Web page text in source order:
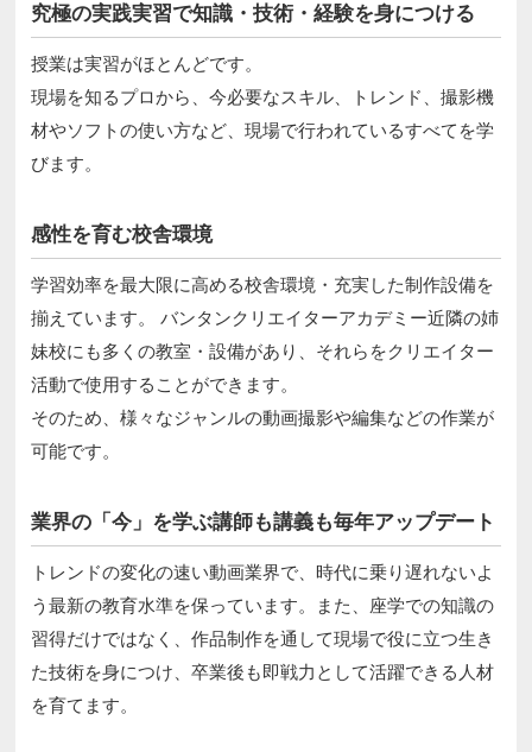
究極の実践実習で知識・技術・経験を身につける
授業は実習がほとんどです。
現場を知るプロから、今必要なスキル、トレンド、撮影機
材やソフトの使い方など、現場で行われているすべてを学
びます。
感性を育む校舎環境
学習効率を最大限に高める校舎環境・充実した制作設備を
揃えています。 バンタンクリエイターアカデミー近隣の姉
妹校にも多くの教室・設備があり、それらをクリエイター
活動で使用することができます。
そのため、様々なジャンルの動画撮影や編集などの作業が
可能です。
業界の「今」を学ぶ講師も講義も毎年アップデート
トレンドの変化の速い動画業界で、時代に乗り遅れないよ
う最新の教育水準を保っています。また、座学での知識の
習得だけではなく、作品制作を通して現場で役に立つ生き
た技術を身につけ、卒業後も即戦力として活躍できる人材
を育てます。